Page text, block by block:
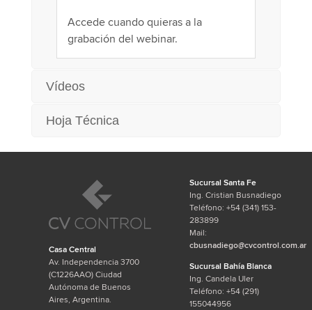
Accede cuando quieras a la
grabación del webinar.
Vídeos
Hoja Técnica
Casa Central
Av. Independencia 3700
(C1226AAO) Ciudad
Autónoma de Buenos
Aires, Argentina.
Sucursal Santa Fe
Ing. Cristian Busnadiego
Teléfono: +54 (341) 153-
283899
Mail:
cbusnadiego@cvcontrol.com.ar
Sucursal Bahía Blanca
Ing. Candela Uler
Teléfono: +54 (291)
155044956